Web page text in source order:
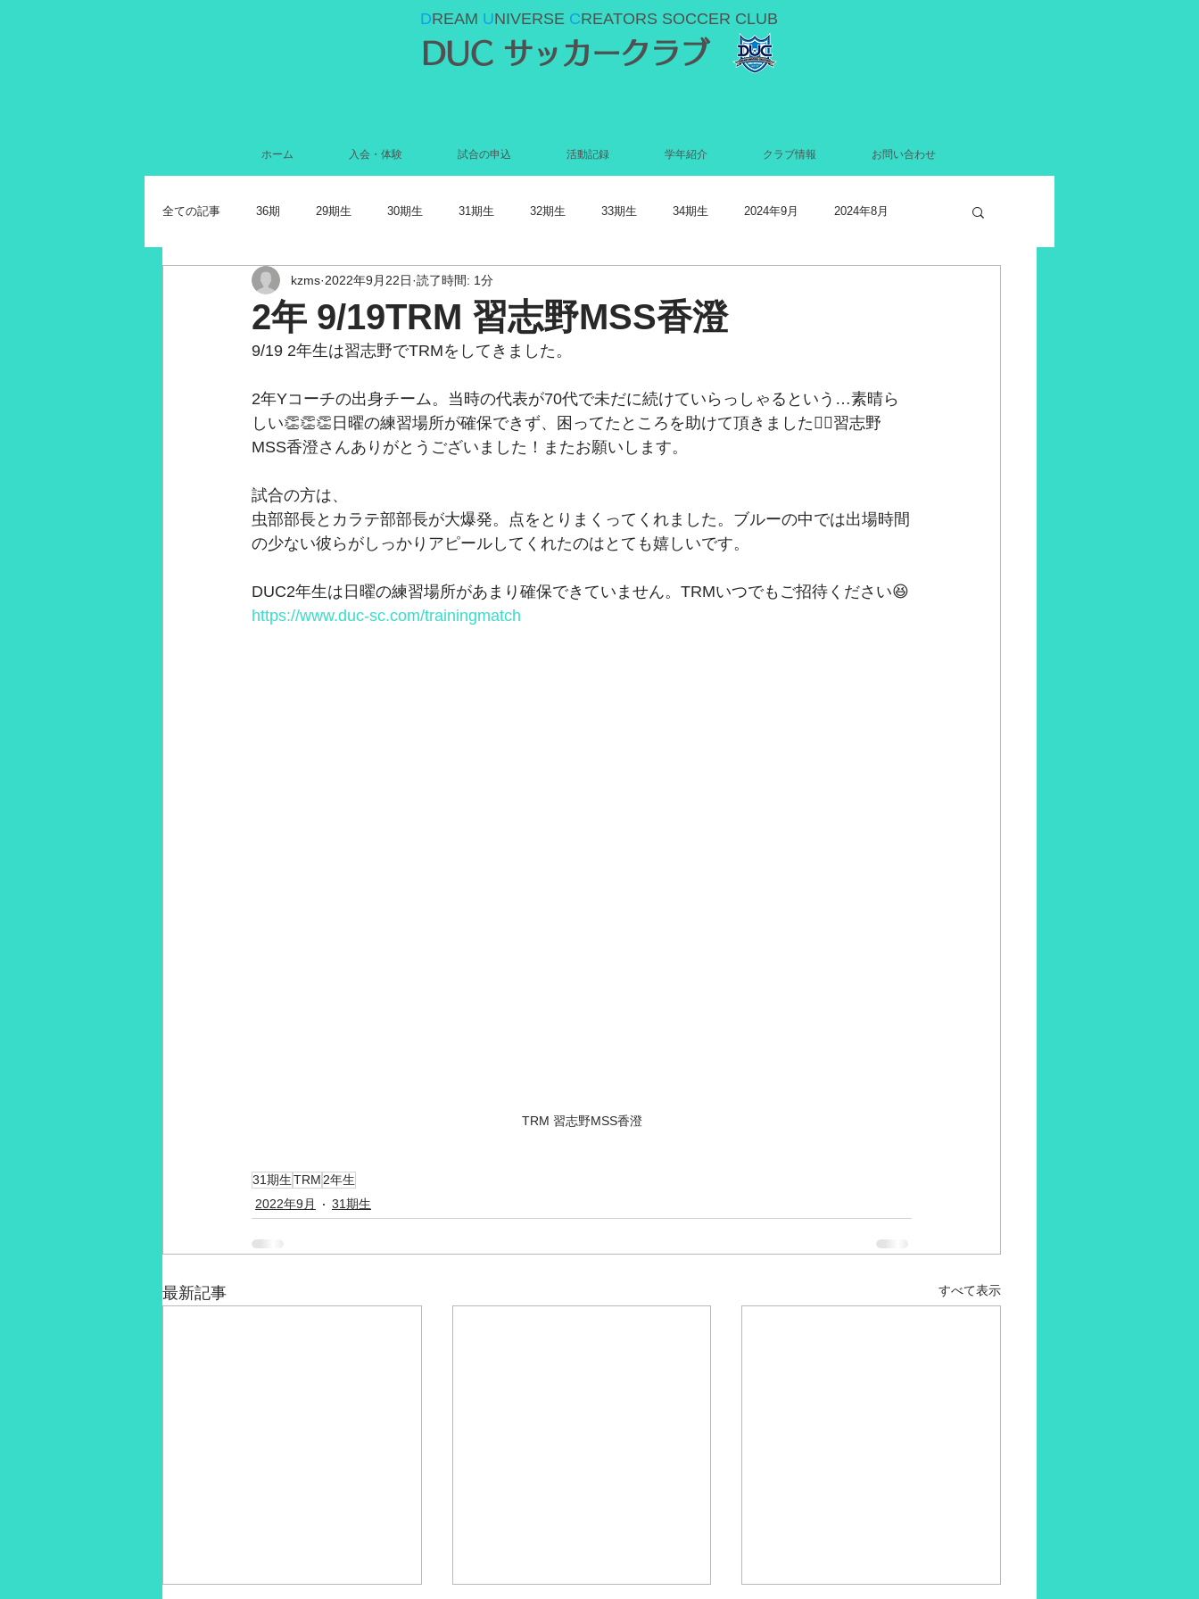
DREAM UNIVERSE CREATORS SOCCER CLUB
DUC サッカークラブ
ホーム 入会・体験 試合の申込 活動記録 学年紹介 クラブ情報 お問い合わせ
全ての記事 36期 29期生 30期生 31期生 32期生 33期生 34期生 2024年9月 2024年8月
2024年7月 2022年11月 2022年5月 2022年4月
2021年11月 2021年10月 2021年9月 2021年8月
2021年2月 28期生 27期生 26期生
2年 9/19TRM 習志野MSS香澄
kzms 2022年9月22日 読了時間: 1分
9/19 2年生は習志野でTRMをしてきました。
2年Yコーチの出身チーム。当時の代表が70代で未だに続けていらっしゃるという…素晴ら
しい👏👏👏日曜の練習場所が確保できず、困ってたところを助けて頂きました🙇‍♂️習志野
MSS香澄さんありがとうございました！またお願いします。
試合の方は、
虫部部長とカラテ部部長が大爆発。点をとりまくってくれました。ブルーの中では出場時間
の少ない彼らがしっかりアピールしてくれたのはとても嬉しいです。
DUC2年生は日曜の練習場所があまり確保できていません。TRMいつでもご招待ください😆
https://www.duc-sc.com/trainingmatch
TRM 習志野MSS香澄
31期生TRM 2年生
2022年9月
31期生
最新記事 すべて表示